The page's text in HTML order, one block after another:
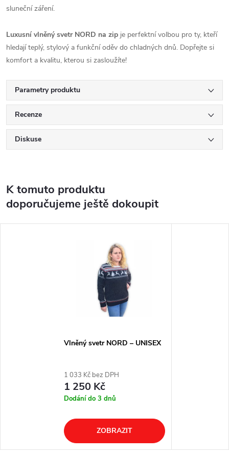
sluneční záření.
Luxusní vlněný svetr NORD na zip je perfektní volbou pro ty, kteří
hledají teplý, stylový a funkční oděv do chladných dnů. Dopřejte si
komfort a kvalitu, kterou si zasloužíte!
Parametry produktu
Recenze
Diskuse
K tomuto produktu
doporučujeme ještě dokoupit
Vlněný svetr NORD – UNISEX
1 033 Kč bez DPH
1 250 Kč
Dodání do 3 dnů
ZOBRAZIT